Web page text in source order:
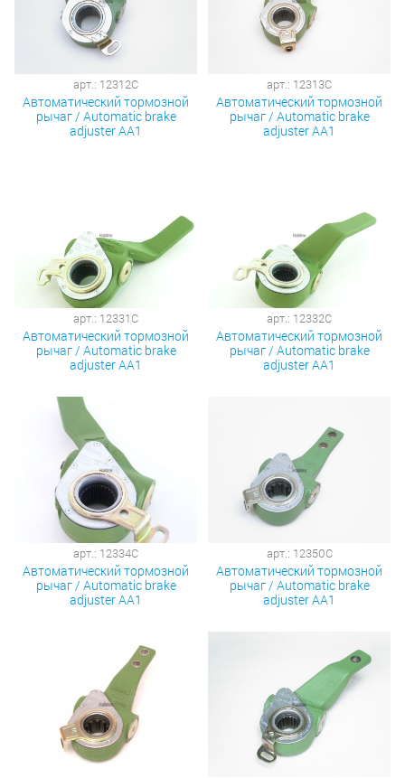
арт.: 12312C
Автоматический тормозной
рычаг / Automatic brake
adjuster AA1
арт.: 12313C
Автоматический тормозной
рычаг / Automatic brake
adjuster AA1
арт.: 12331C
Автоматический тормозной
рычаг / Automatic brake
adjuster AA1
арт.: 12332C
Автоматический тормозной
рычаг / Automatic brake
adjuster AA1
арт.: 12334C
Автоматический тормозной
рычаг / Automatic brake
adjuster AA1
арт.: 12350C
Автоматический тормозной
рычаг / Automatic brake
adjuster AA1